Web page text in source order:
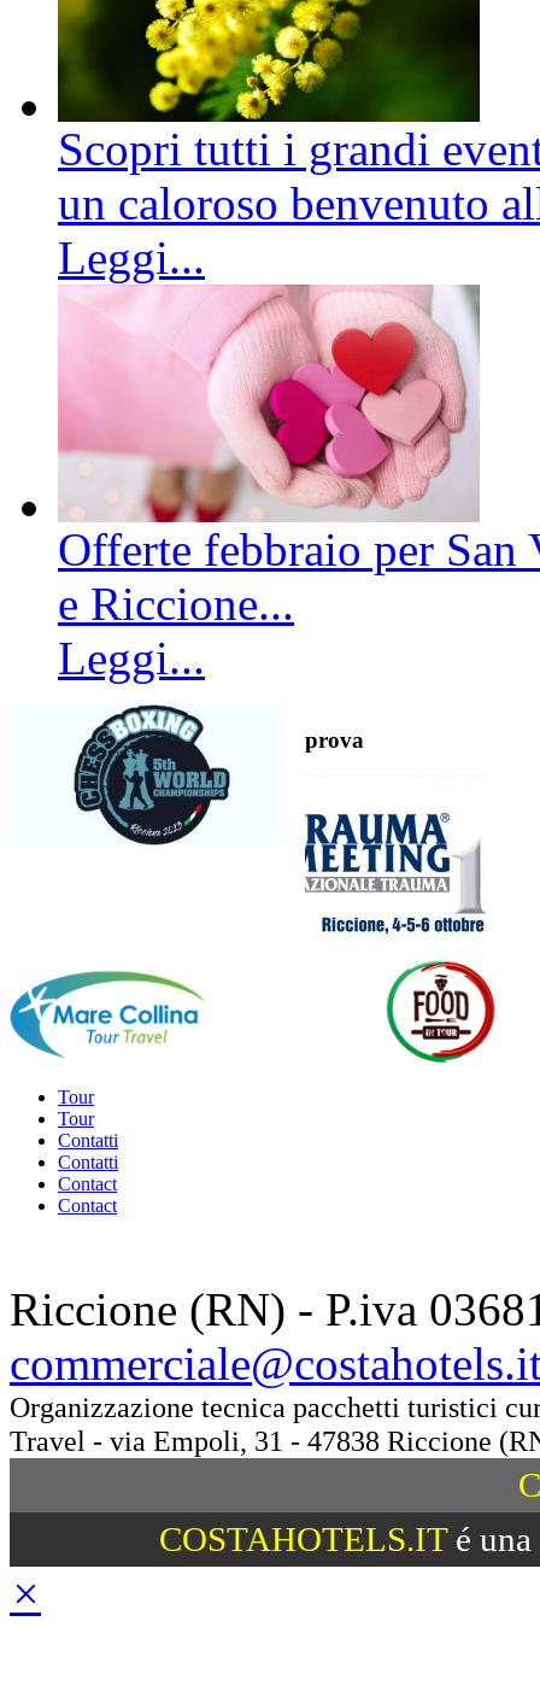
Scopri tutti i grandi
un caloroso benvenuto
Leggi...
Offerte febbraio per
e Riccione...
Leggi...
prova
Tour
Tour
Contatti
Contatti
Contact
Contact
Riccione (RN) - P.iva
Organizzazione tecnica pacchetti turistici
Travel - via Empoli, 31 - 47838 Riccione
COSTAHOTELS.ITé una
×